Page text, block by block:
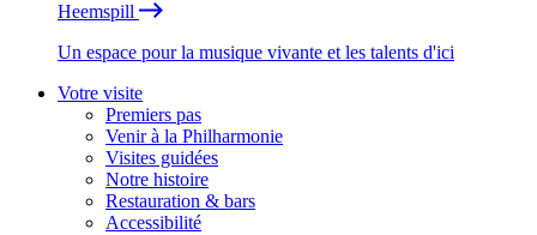
Heemspill
Un espace pour la musique vivante et les talents d'ici
Votre visite
Premiers pas
Venir à la Philharmonie
Visites guidées
Notre histoire
Restauration & bars
Accessibilité